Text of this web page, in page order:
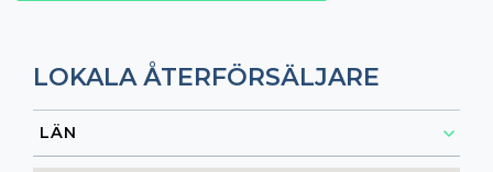
LOKALA ÅTERFÖRSÄLJARE